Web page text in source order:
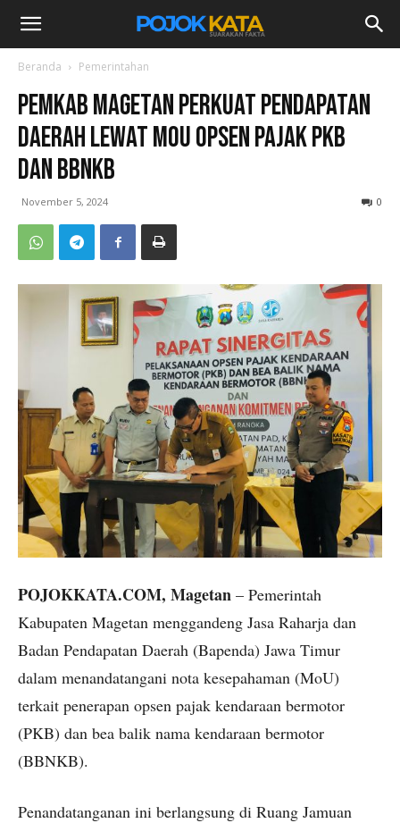
Beranda Pemerintahan
Pemkab Magetan Perkuat Pendapatan
Daerah Lewat MoU Opsen Pajak PKB
dan BBNKB
November 5, 2024 0
POJOKKATA.COM, Magetan – Pemerintah
Kabupaten Magetan menggandeng Jasa Raharja dan
Badan Pendapatan Daerah (Bapenda) Jawa Timur
dalam menandatangani nota kesepahaman (MoU)
terkait penerapan opsen pajak kendaraan bermotor
(PKB) dan bea balik nama kendaraan bermotor
(BBNKB).
Penandatanganan ini berlangsung di Ruang Jamuan